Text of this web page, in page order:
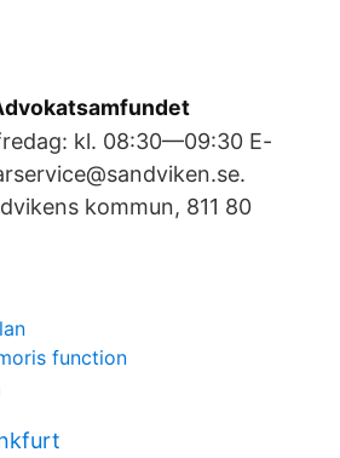
kl. 08:30—09:30 E-
kommun, 811 80
function